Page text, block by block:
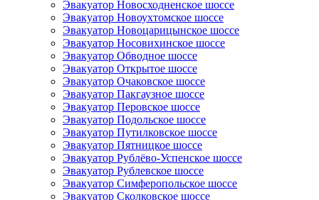
Эвакуатор Новосходненское шоссе
Эвакуатор Новоухтомское шоссе
Эвакуатор Новоцарицынское шоссе
Эвакуатор Носовихинское шоссе
Эвакуатор Обводное шоссе
Эвакуатор Открытое шоссе
Эвакуатор Очаковское шоссе
Эвакуатор Пакгаузное шоссе
Эвакуатор Перовское шоссе
Эвакуатор Подольское шоссе
Эвакуатор Путилковское шоссе
Эвакуатор Пятницкое шоссе
Эвакуатор Рублёво-Успенское шоссе
Эвакуатор Рублевское шоссе
Эвакуатор Симферопольское шоссе
Эвакуатор Сколковское шоссе